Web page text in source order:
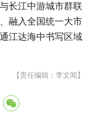
长江中游城市群联
融入全国统一大市
江达海中书写区域
【责任编辑：李文闻】